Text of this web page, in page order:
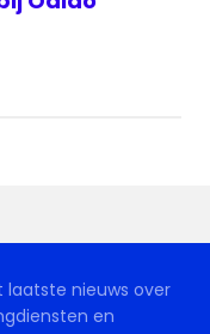
laatste nieuws over
en